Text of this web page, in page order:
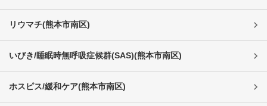
リウマチ(熊本市南区)
いびき/睡眠時無呼吸症候群(SAS)(熊本市南区)
ホスピス/緩和ケア(熊本市南区)